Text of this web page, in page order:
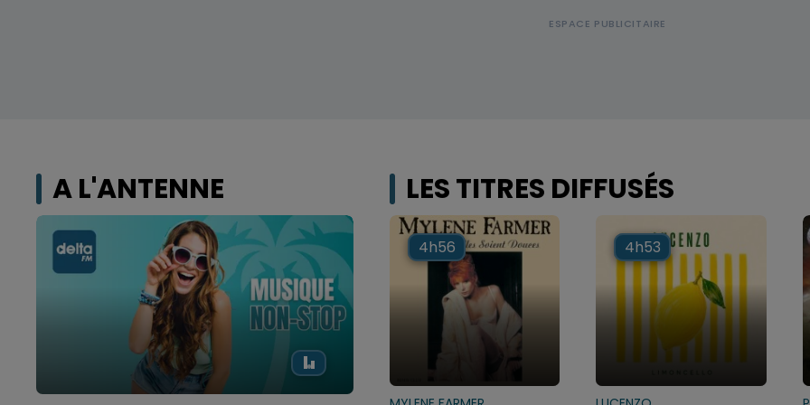
A L'ANTENNE LES TITRES DIFFUSÉS
4h56
4h56 4h53
4h53